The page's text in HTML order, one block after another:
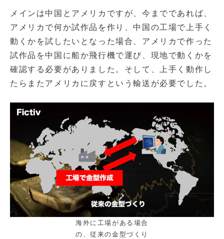
メインは中国とアメリカですが、今までであれば、
アメリカで何か試作品を作り、中国の工場で上手く
動くかを試したいとなった場合、アメリカで作った
試作品を中国に船か飛行機で運び、現地で動くかを
確認する必要がありました。そして、上手く動作し
たらまたアメリカに戻すという輸送が必要でした。
海外に工場がある場合
の、従来の金型づくり